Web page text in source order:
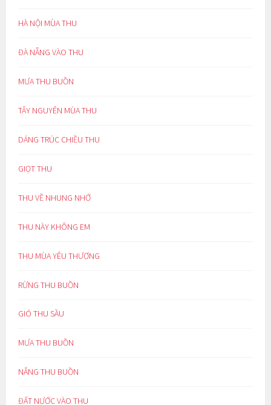
HÀ NỘI MÙA THU
ĐÀ NẴNG VÀO THU
MƯA THU BUỒN
TÂY NGUYÊN MÙA THU
DÁNG TRÚC CHIỀU THU
GIỌT THU
THU VỀ NHUNG NHỚ
THU NÀY KHÔNG EM
THU MÙA YÊU THƯƠNG
RỪNG THU BUỒN
GIÓ THU SẦU
MƯA THU BUỒN
NẮNG THU BUỒN
ĐẤT NƯỚC VÀO THU